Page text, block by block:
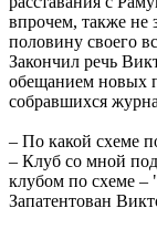
впрочем, также не
половину своего
Закончил речь
обещанием новых
собравшихся
– По какой схеме
– Клуб со мной
клубом по схеме –
Запатентован